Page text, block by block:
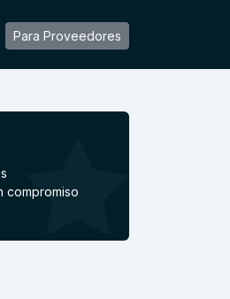
Para Proveedores
compromiso